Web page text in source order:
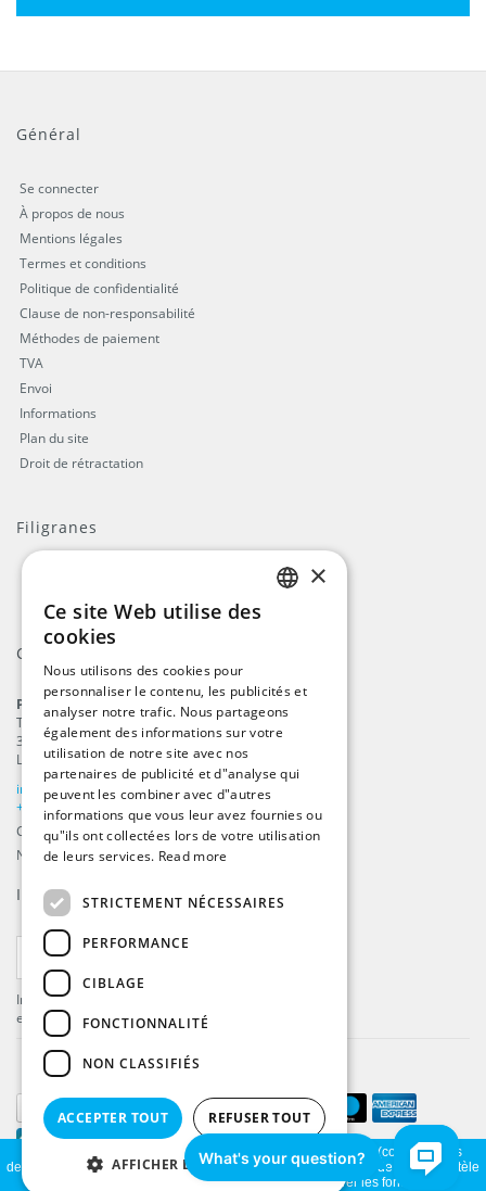
Général
Se connecter
À propos de nous
Mentions légales
Termes et conditions
Politique de confidentialité
Clause de non-responsabilité
Méthodes de paiement
TVA
Envoi
Informations
Plan du site
Droit de rétractation
Filigranes
Contact
ProFlags B.V.
Tilbury 8
3897 AC,Zeewolde
Les Pays-Bas
info@beachflags.com
+31 (0) 85 401 4648
Chambre de commerce: 92559840
Numéro de TVA: NL866099657B01
Inscrivez-vous à notrefil d’actualité
Inscrivez-vous pour recevoir les dernières offres
et mises à jour .
En visitant notre site, vous acceptez l'utilisation des témoins (cookies). Ces
derniers nous permettent de mieux comprendre la provenance de notre clientèle
et son utilisation de notre site, en plus d'en améliorer les fonctions.
GERMAN
FRENCH
×
Ce site Web utilise des
cookies
Nous utilisons des cookies pour
personnaliser le contenu, les publicités et
analyser notre trafic. Nous partageons
également des informations sur votre
utilisation de notre site avec nos
partenaires de publicité et d"analyse qui
peuvent les combiner avec d"autres
informations que vous leur avez fournies ou
qu"ils ont collectées lors de votre utilisation
de leurs services. Read more
STRICTEMENT NÉCESSAIRES
PERFORMANCE
CIBLAGE
FONCTIONNALITÉ
NON CLASSIFIÉS
ACCEPTER TOUT REFUSER TOUT
AFFICHER LES DÉTAILS